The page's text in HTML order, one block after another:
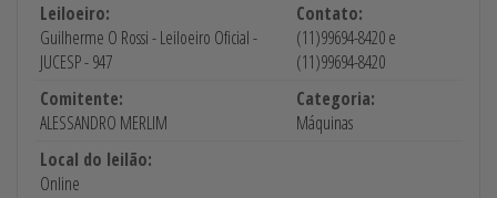
Leiloeiro:
Guilherme O Rossi - Leiloeiro Oficial -
JUCESP - 947
Contato:
(11)99694-8420 e
(11)99694-8420
Comitente:
ALESSANDRO MERLIM
Categoria:
Máquinas
Local do leilão:
Online